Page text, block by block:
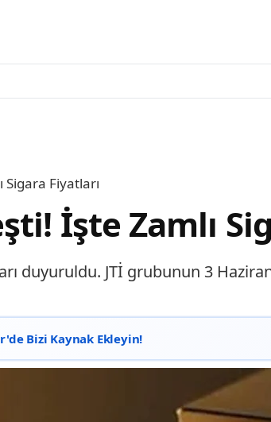
Fiyatları
İşte Zamlı
duyuruldu. JTİ grubunun 3
Bizi Kaynak Ekleyin!